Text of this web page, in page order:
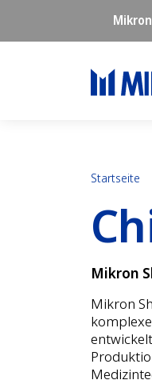
Startseite
Mikron
Mikron